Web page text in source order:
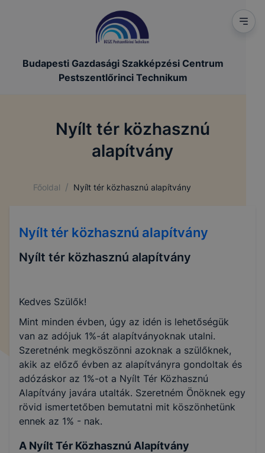
Budapesti Gazdasági Szakképzési Centrum
Pestszentlőrinci Technikum
Nyílt tér közhasznú
alapítvány
Főoldal / Nyílt tér közhasznú alapítvány
Nyílt tér közhasznú alapítvány
Nyílt tér közhasznú alapítvány
Kedves Szülők!
Mint minden évben, úgy az idén is lehetőségük
van az adójuk 1%-át alapítványoknak utalni.
Szeretnénk megköszönni azoknak a szülőknek,
akik az előző évben az alapítványra gondoltak és
adózáskor az 1%-ot a Nyílt Tér Közhasznú
Alapítvány javára utalták. Szeretném Önöknek egy
rövid ismertetőben bemutatni mit köszönhetünk
ennek az 1% - nak.
A Nyílt Tér Közhasznú Alapítvány